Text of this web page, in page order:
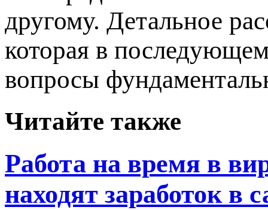
другому. Детальное
которая в
вопросы
Читайте также
Работа на время в
находят заработок в